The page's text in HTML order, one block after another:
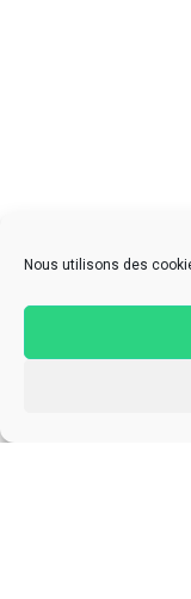
Nous utilisons des